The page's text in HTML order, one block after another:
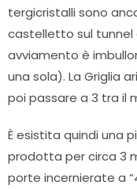
tergicristalli sono
castelletto sul tunnel
avviamento è
una sola). La Griglia
poi passare a 3 tra il
È esistita quindi una
prodotta per circa 3
porte incernierate a